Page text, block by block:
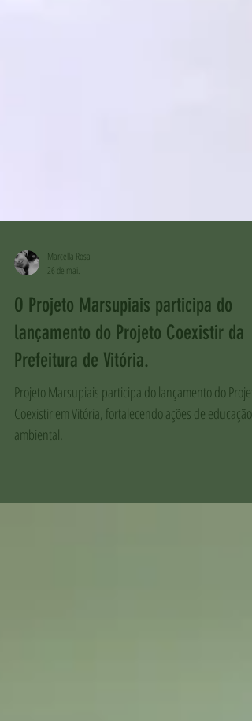
Marcella Rosa
26 de mai.
O Projeto Marsupiais participa do
lançamento do Projeto Coexistir da
Prefeitura de Vitória.
Projeto Marsupiais participa do lançamento do Projeto